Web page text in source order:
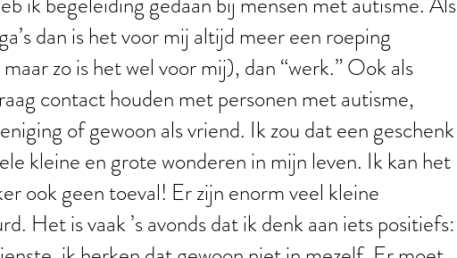
dan is het voor mij altijd meer een roeping
zo is het wel voor mij), dan “werk.” Ook als
contact houden met personen met autisme,
of gewoon als vriend. Ik zou dat een geschenk
kleine en grote wonderen in mijn leven. Ik kan het
ook geen toeval! Er zijn enorm veel kleine
Het is vaak ’s avonds dat ik denk aan iets positiefs: